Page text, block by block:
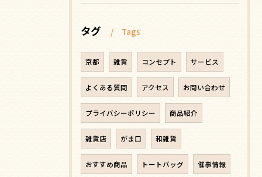
タグ Tags
京都 雑貨 コンセプト サービス
よくある質問 アクセス お問い合わせ
プライバシーポリシー 商品紹介
雑貨店 がま口 和雑貨
おすすめ商品 トートバッグ 催事情報